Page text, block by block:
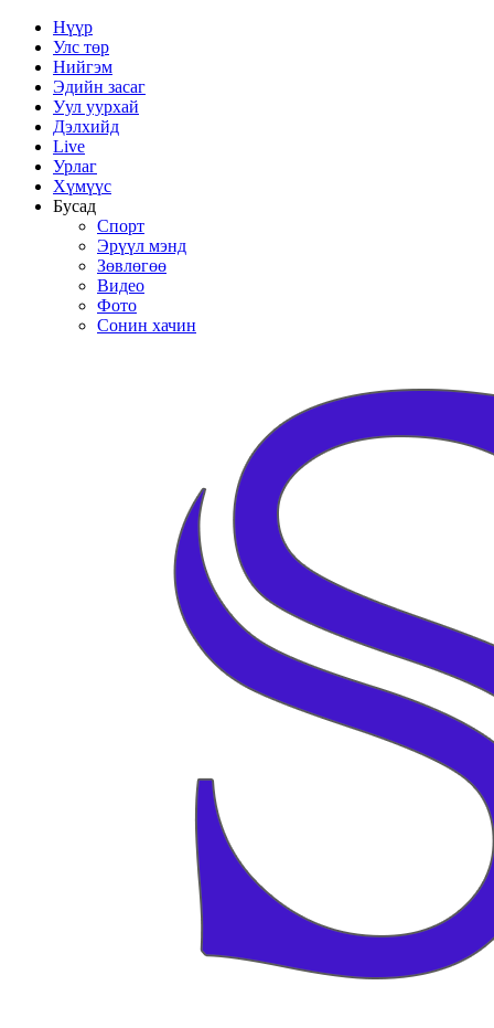
Нүүр
Улс төр
Нийгэм
Эдийн засаг
Уул уурхай
Дэлхийд
Live
Урлаг
Хүмүүс
Бусад
Спорт
Эрүүл мэнд
Зөвлөгөө
Видео
Фото
Сонин хачин